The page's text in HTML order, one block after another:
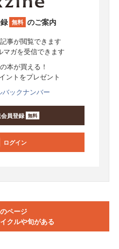
無料 のご案内
事が閲覧できます
マガを受信できます
本が買える！
ントをプレゼント
バックナンバー
員登録 無料
ログイン
ページ
クルや旬がある